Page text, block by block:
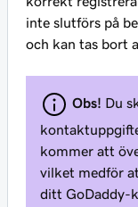
inte slutförs på
och kan tas bort
Obs! Du
kommer att
vilket medför
ditt GoDaddy-